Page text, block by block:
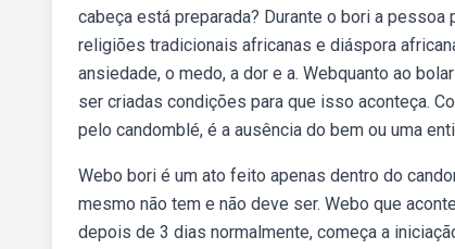
cabeça está preparada? Durante o bori a
religiões tradicionais africanas e diáspora
ansiedade, o medo, a dor e a. Webquanto ao
ser criadas condições para que isso aconteça.
pelo candomblé, é a ausência do bem ou uma
Webo bori é um ato feito apenas dentro do
mesmo não tem e não deve ser. Webo que
depois de 3 dias normalmente, começa a